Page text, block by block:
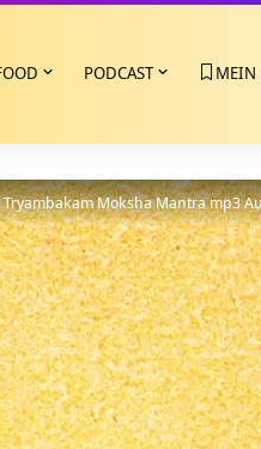
PODCAST MEIN
Moksha Mantra mp3